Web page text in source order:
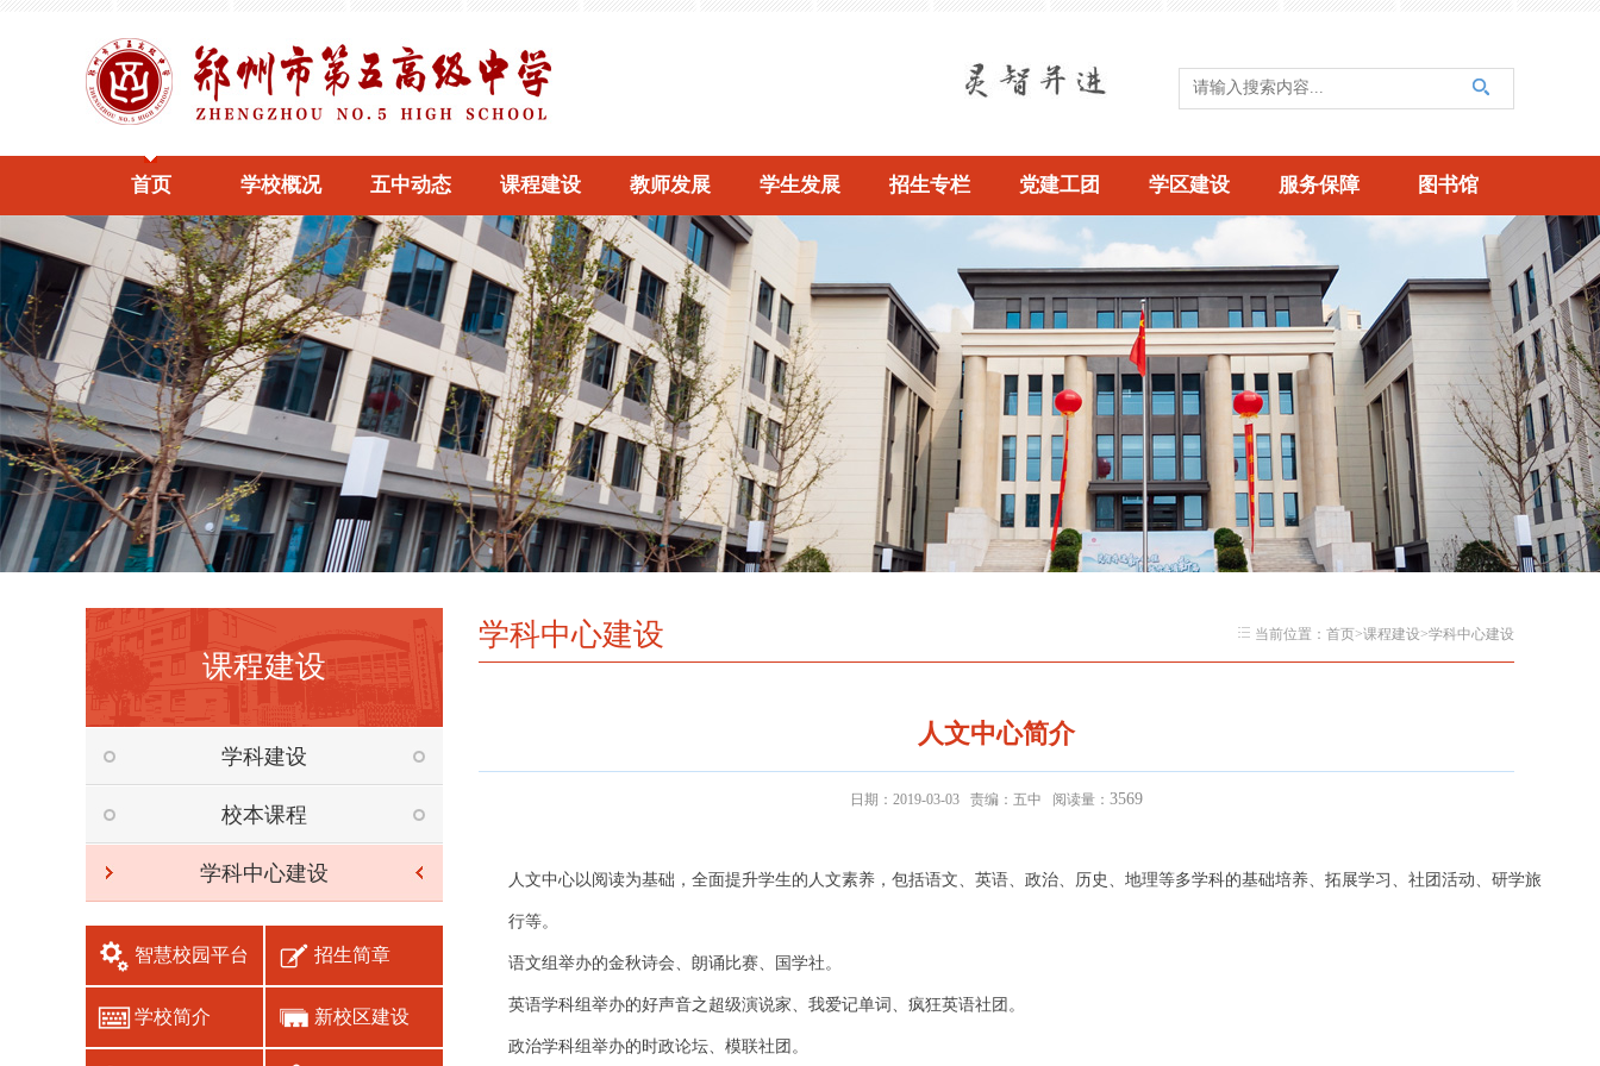
首页 学校概况 五中动态 课程建设 教师发展 学生发展 招生专栏 党建工团 学区建设 服务保障 图书馆
课程建设
学科建设
校本课程
学科中心建设
智慧校园平台 招生简章
学校简介 新校区建设
当前位置： 首页>课程建设>学科中心建设
学科中心建设
人文中心简介
日期：2019-03-03 责编：五中 阅读量： 3569
人文中心以阅读为基础，全面提升学生的人文素养，包括语文、英语、政治、历史、地理等多学科的基础培养、拓展学习、社团活动、研学旅
行等。
语文组举办的金秋诗会、朗诵比赛、国学社。
英语学科组举办的好声音之超级演说家、我爱记单词、疯狂英语社团。
政治学科组举办的时政论坛、模联社团。